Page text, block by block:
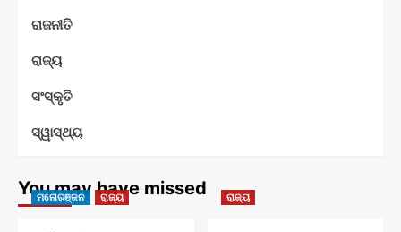
ରାଜନୀତି
ରାଜ୍ୟ
ସଂସ୍କୃତି
ସ୍ୱାସ୍ଥ୍ୟ
You may have missed
ମନୋରଞ୍ଜନ ରାଜ୍ୟ ରାଜ୍ୟ